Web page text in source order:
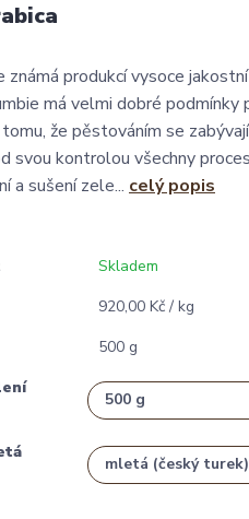
známá produkcí vysoce
má velmi dobré podmínky
že pěstováním se
svou kontrolou všechny
a sušení zele... celý popis
Skladem
920,00 Kč / kg
500 g